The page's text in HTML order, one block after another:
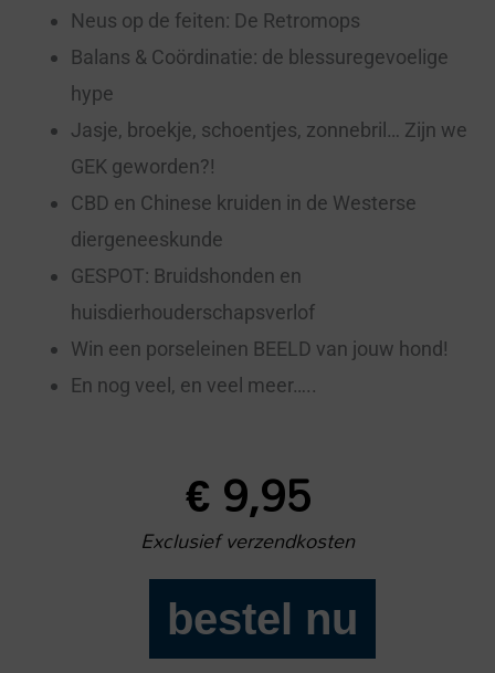
Neus op de feiten: De Retromops
Balans & Coördinatie: de blessuregevoelige
hype
Jasje, broekje, schoentjes, zonnebril… Zijn we
GEK geworden?!
CBD en Chinese kruiden in de Westerse
diergeneeskunde
GESPOT: Bruidshonden en
huisdierhouderschapsverlof
Win een porseleinen BEELD van jouw hond!
En nog veel, en veel meer…..
€9,95
Exclusief verzendkosten
Onze
Hond
bestel nu